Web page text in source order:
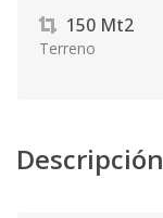
150 Mt2
Terreno
Descripción